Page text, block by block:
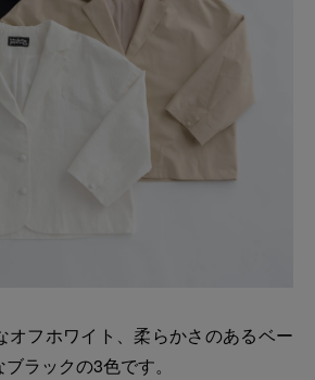
オフホワイト、柔らかさのあるベー
ラックの3色です。